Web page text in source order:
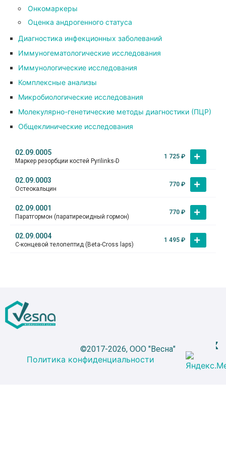
Онкомаркеры
Оценка андрогенного статуса
Диагностика инфекционных заболеваний
Иммуногематологические исследования
Иммунологические исследования
Комплексные анализы
Микробиологические исследования
Молекулярно-генетические методы диагностики (ПЦР)
Общеклинические исследования
02.09.0005
Маркер резорбции костей Pyrilinks-D
1 725 ₽
02.09.0003
Остеокальцин
770 ₽
02.09.0001
Паратгормон (паратиреоидный гормон)
770 ₽
02.09.0004
С-концевой телопептид (Beta-Cross laps)
1 495 ₽
©2017-2026, ООО "Весна"
Политика конфиденциальности